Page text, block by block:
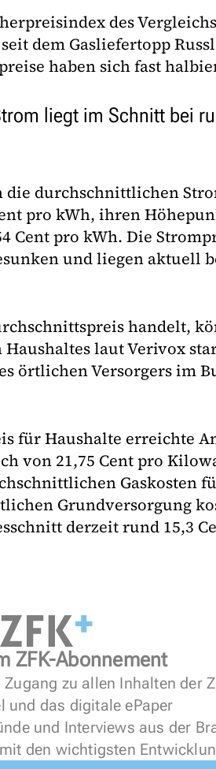
des
dem Gasliefertopp
haben sich fast
liegt im Schnitt bei
die durchschnittlichen
pro kWh, ihren
Cent pro kWh. Die
und liegen aktuell
handelt,
laut Verivox
örtlichen Versorgers im
für Haushalte erreichte
von 21,75 Cent pro
Gaskosten
Grundversorgung
derzeit rund 15,3
ZFK-Abonnement
zu allen Inhalten der
und das digitale ePaper
und Interviews aus der
den wichtigsten